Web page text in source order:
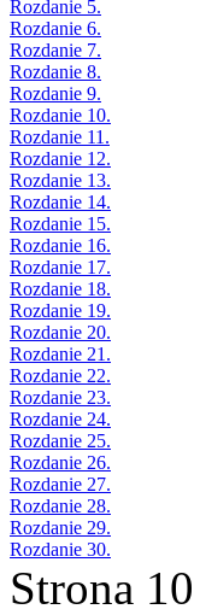
Rozdanie 5.
Rozdanie 6.
Rozdanie 7.
Rozdanie 8.
Rozdanie 9.
Rozdanie 10.
Rozdanie 11.
Rozdanie 12.
Rozdanie 13.
Rozdanie 14.
Rozdanie 15.
Rozdanie 16.
Rozdanie 17.
Rozdanie 18.
Rozdanie 19.
Rozdanie 20.
Rozdanie 21.
Rozdanie 22.
Rozdanie 23.
Rozdanie 24.
Rozdanie 25.
Rozdanie 26.
Rozdanie 27.
Rozdanie 28.
Rozdanie 29.
Rozdanie 30.
Strona